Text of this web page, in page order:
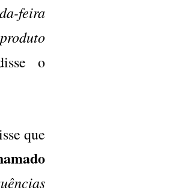
feira
o
que